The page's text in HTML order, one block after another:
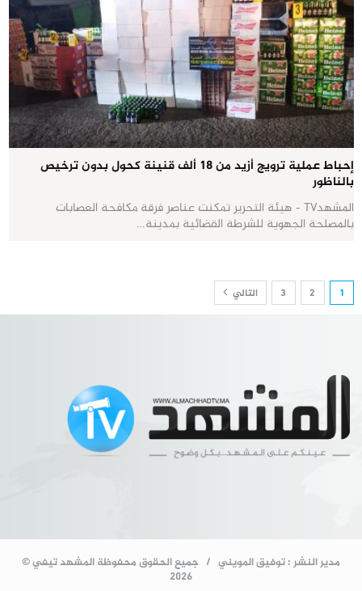
إحباط عملية ترويج أزيد من 18 ألف قنينة كحول بدون ترخيص
بالناظور
المشهدTV - هيئة التحرير تمكنت عناصر فرقة مكافحة العصابات
بالمصلحة الجهوية للشرطة القضائية بمدينة…
1
2
3 التالي
مدير النشر : توفيق المويني / جميع الحقوق محفوظة المشهد تيفي ©
2026